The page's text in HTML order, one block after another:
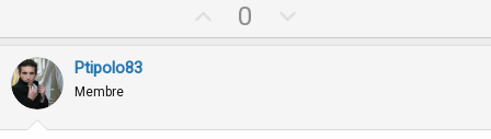
p
0
o
Ptipolo83
Membre